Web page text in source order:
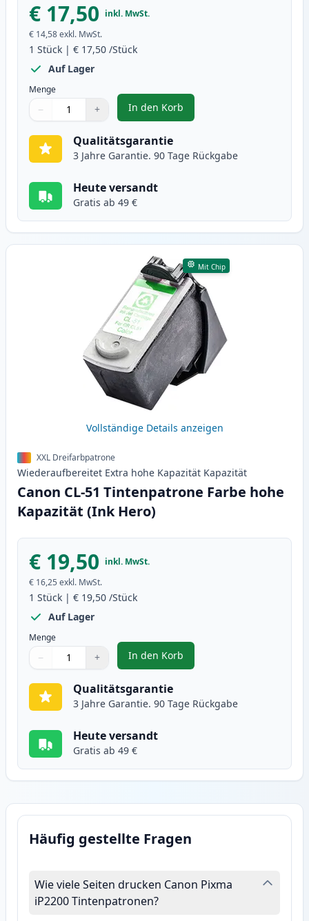
€ 17,50 inkl. MwSt.
€ 14,58exkl. MwSt.
1 Stück | € 17,50 /Stück
Auf Lager
Menge
Verwenden Sie die Tasten, um anzupassen
− +
1
In den Korb
, Canon PG-50 schwarz XL
Qualitätsgarantie
3 Jahre Garantie. 90 Tage Rückgabe
Heute versandt
Gratis ab 49 €
Mit Chip
Vollständige Details anzeigen
XXL Dreifarbpatrone
Wiederaufbereitet Extra hohe Kapazität Kapazität
Canon CL-51 Tintenpatrone Farbe hohe
Kapazität (Ink Hero)
€ 19,50 inkl. MwSt.
€ 16,25 exkl. MwSt.
1 Stück | € 19,50 /Stück
Auf Lager
Menge
Verwenden Sie die Tasten, um anzupassen
− +
1
In den Korb
, Canon CL-51 Tintenpatrone
Qualitätsgarantie
3 Jahre Garantie. 90 Tage Rückgabe
Heute versandt
Gratis ab 49 €
Häufig gestellte Fragen
Wie viele Seiten drucken Canon Pixma
iP2200 Tintenpatronen?